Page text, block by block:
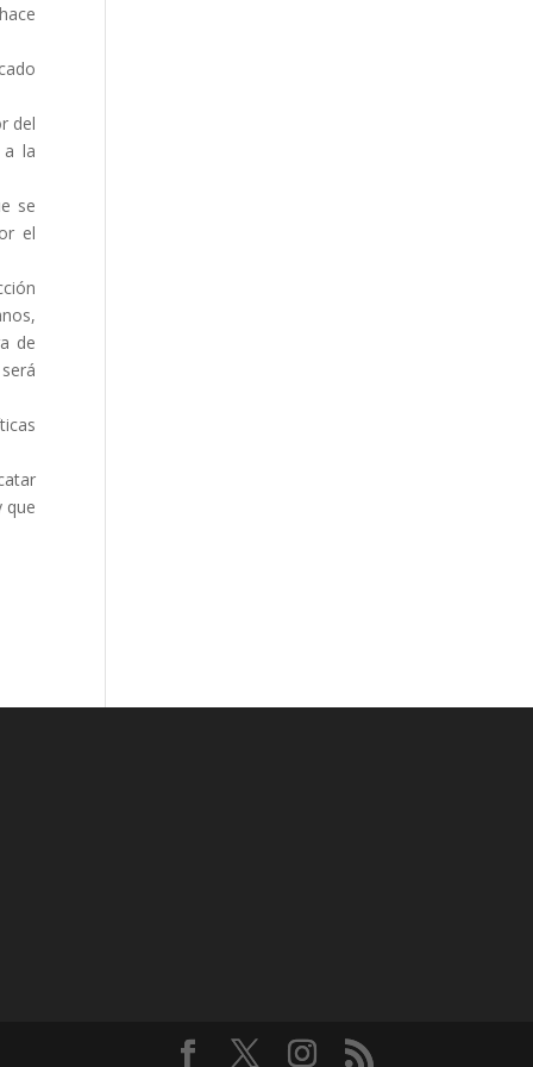
del
a la
se
el
de
que